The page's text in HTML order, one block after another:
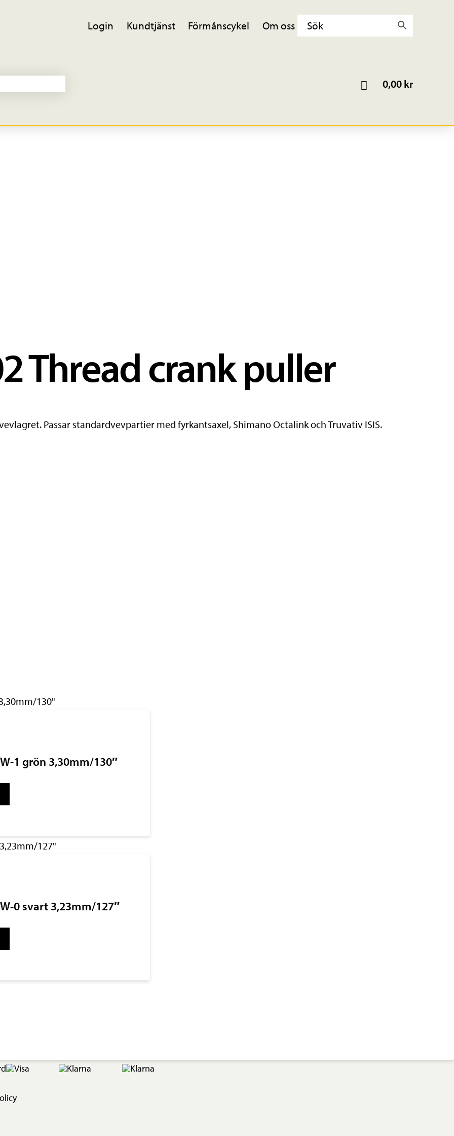
Login Kundtjänst Förmånscykel Om oss
0,00kr
Thread crank puller
Passar standardvevpartier med fyrkantsaxel, Shimano Octalink och Truvativ ISIS.
1 grön 3,30mm/130″
0 svart 3,23mm/127″